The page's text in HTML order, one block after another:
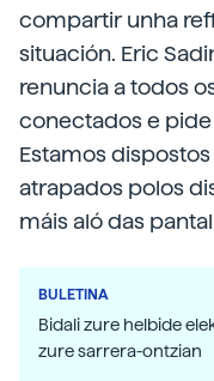
compartir unha
situación. Eric
renuncia a todos
conectados e
Estamos
atrapados polos
máis aló das
BULETINA
Bidali zure helbide
zure sarrera-ontzian